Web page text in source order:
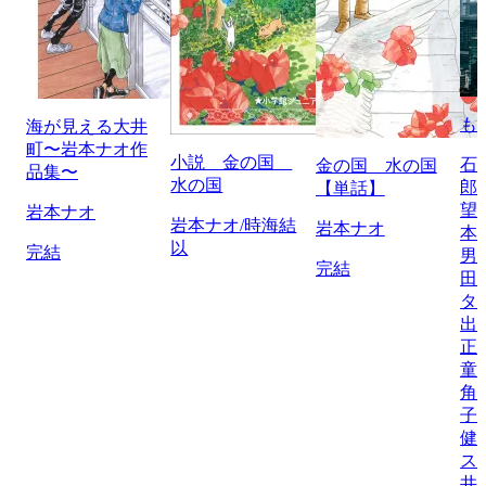
海が見える大井
町〜岩本ナオ作
品集〜
岩本ナオ
完結
小説 金の国
水の国
岩本ナオ/時海結
以
金の国 水の国
【単話】
岩本ナオ
完結
も
石
郎
望
本
男
田
タ
出
正
童
角
子/
健
ス